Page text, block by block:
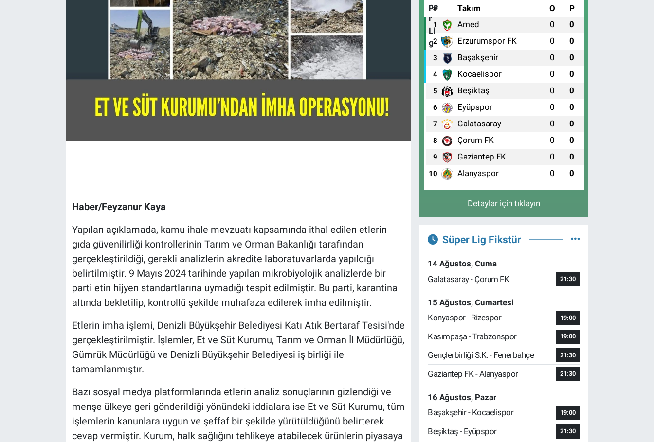
Haber/Feyzanur Kaya
Yapılan açıklamada, kamu ihale mevzuatı kapsamında ithal edilen etlerin
gıda güvenilirliği kontrollerinin Tarım ve Orman Bakanlığı tarafından
gerçekleştirildiği, gerekli analizlerin akredite laboratuvarlarda yapıldığı
belirtilmiştir. 9 Mayıs 2024 tarihinde yapılan mikrobiyolojik analizlerde bir
parti etin hijyen standartlarına uymadığı tespit edilmiştir. Bu parti, karantina
altında bekletilip, kontrollü şekilde muhafaza edilerek imha edilmiştir.
Etlerin imha işlemi, Denizli Büyükşehir Belediyesi Katı Atık Bertaraf Tesisi'nde
gerçekleştirilmiştir. İşlemler, Et ve Süt Kurumu, Tarım ve Orman İl Müdürlüğü,
Gümrük Müdürlüğü ve Denizli Büyükşehir Belediyesi iş birliği ile
tamamlanmıştır.
Bazı sosyal medya platformlarında etlerin analiz sonuçlarının gizlendiği ve
menşe ülkeye geri gönderildiği yönündeki iddialara ise Et ve Süt Kurumu, tüm
işlemlerin kanunlara uygun ve şeffaf bir şekilde yürütüldüğünü belirterek
cevap vermiştir. Kurum, halk sağlığını tehlikeye atabilecek ürünlerin piyasaya
# Takım O P
1 Amed 0 0
2 Erzurumspor FK 0 0
3 Başakşehir 0 0
4 Kocaelispor 0 0
5 Beşiktaş 0 0
6 Eyüpspor 0 0
7 Galatasaray 0 0
8 Çorum FK 0 0
9 Gaziantep FK 0 0
10 Alanyaspor 0 0
Detaylar için tıklayın
Süper Lig Fikstür
14 Ağustos, Cuma
Galatasaray - Çorum FK
21:30
15 Ağustos, Cumartesi
Konyaspor - Rizespor
19:00
Kasımpaşa - Trabzonspor 19:00
Gençlerbirliği S.K. - Fenerbahçe 21:30
Gaziantep FK - Alanyaspor 21:30
16 Ağustos, Pazar
Başakşehir - Kocaelispor
19:00
Beşiktaş - Eyüpspor 21:30